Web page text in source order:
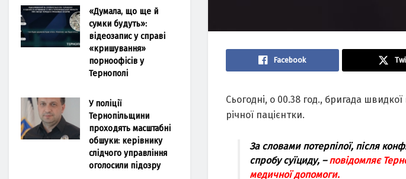
Facebook
Сьогодні, о 00.38 год., бригада
річної пацієнтки.
За словами потерпілої, після
спробу суїциду, –повідомляє
медичної допомоги.
«Думала, що ще й
сумки будуть»:
відеозапис у справі
«кришування»
порноофісів у
Тернополі
У поліції
Тернопільщини
проходять масштабні
обшуки: керівнику
слідчого управління
оголосили підозру